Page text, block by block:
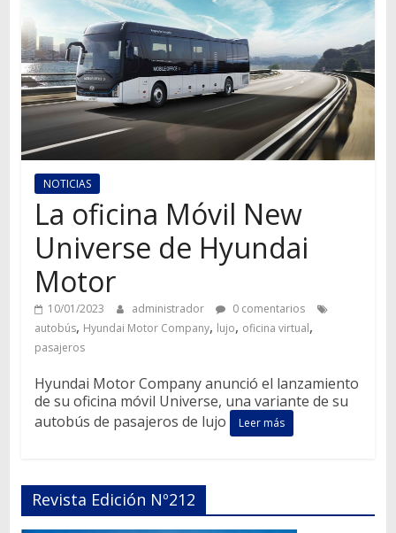
mundo
del
transporte
NOTICIAS
La oficina Móvil New
Universe de Hyundai
Motor
10/01/2023 administrador
0 comentarios
autobús, Hyundai Motor Company, lujo, oficina virtual,
pasajeros
Hyundai Motor Company anunció el lanzamiento
de su oficina móvil Universe, una variante de su
autobús de pasajeros de lujo
Leer más
Revista Edición Nº212